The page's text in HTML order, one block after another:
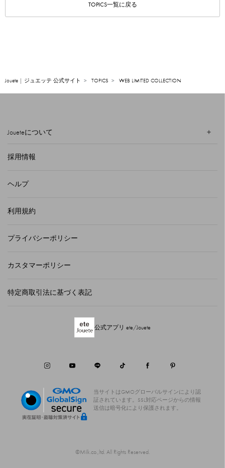
TOPICS一覧に戻る
Jouete | ジュエッテ 公式サイト TOPICS WEB LIMITED COLLECTION
Joueteについて
採用情報
ヘルプ
利用規約
プライバシーポリシー
カスタマーポリシー
特定商取引法に基づく表記
公式アプリ ete/Jouete
当サイトはGMOグローバルサインにより認
証されています。
SSL対応ページからの情報
送信は暗号化により保護されます。
©Milk.co.,ltd. All Rights Reserved.